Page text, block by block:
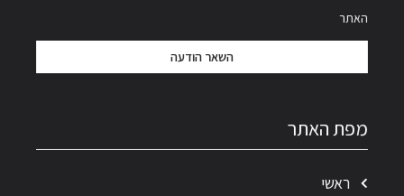
האתר
השאר הודעה
מפת האתר
ראשי